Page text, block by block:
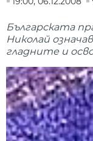
Българската
Николай
гладните и